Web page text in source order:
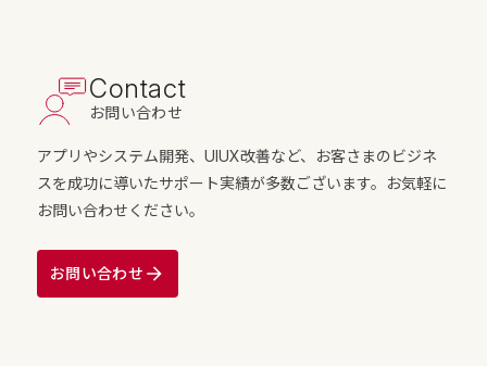
Contact
お問い合わせ
アプリやシステム開発、UIUX改善など、お客さまのビジネ
スを成功に導いたサポート実績が多数ございます。お気軽に
お問い合わせください。
お問い合わせ